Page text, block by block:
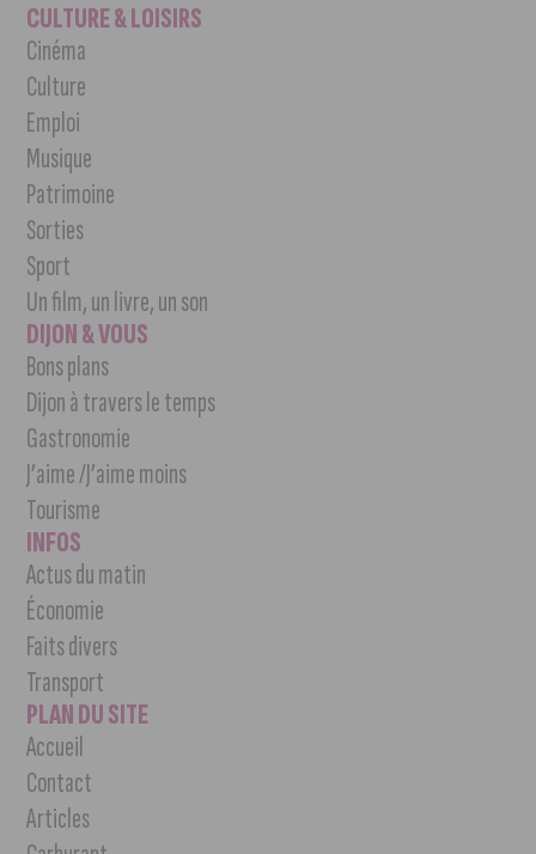
CULTURE & LOISIRS
Cinéma
Culture
Emploi
Musique
Patrimoine
Sorties
Sport
Un film, un livre, un son
DIJON & VOUS
Bons plans
Dijon à travers le temps
Gastronomie
J’aime /J’aime moins
Tourisme
INFOS
Actus du matin
Économie
Faits divers
Transport
PLAN DU SITE
Accueil
Contact
Articles